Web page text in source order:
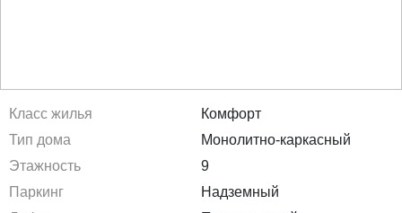
Класс жилья
Комфорт
Тип дома
Монолитно-каркасный
Этажность
9
Паркинг
Надземный